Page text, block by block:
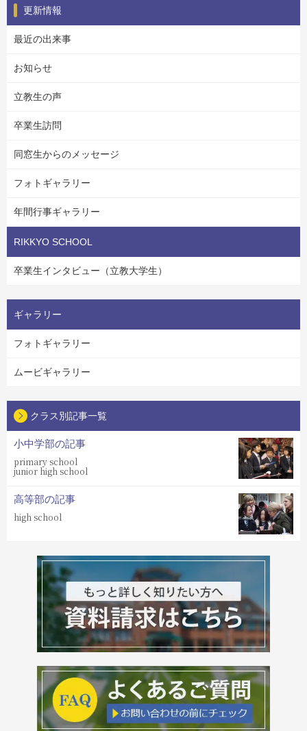
更新情報
最近の出来事
お知らせ
立教生の声
卒業生訪問
同窓生からのメッセージ
フォトギャラリー
年間行事ギャラリー
RIKKYO SCHOOL
卒業生インタビュー（立教大学生）
ギャラリー
フォトギャラリー
ムービギャラリー
クラス別記事一覧
小中学部の記事
primary school
junior high school
高等部の記事
high school